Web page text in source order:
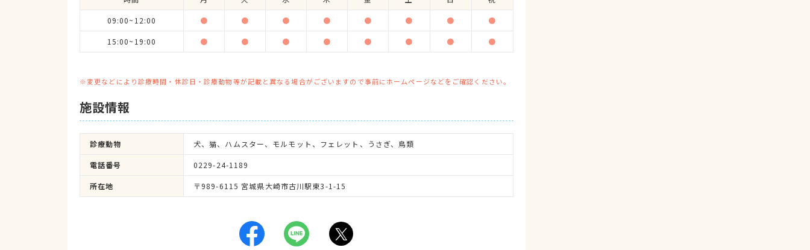
09:00~12:00 ● ● ● ● ● ● ● ●
15:00~19:00 ● ● ● ● ● ● ● ●
※変更などにより診療時間・休診日・診療動物等が記載と異なる場合がございますので事前にホームページなどをご確認ください。
施設情報
診療動物 犬、猫、ハムスター、モルモット、フェレット、うさぎ、鳥類
電話番号 0229-24-1189
所在地 〒989-6115 宮城県大崎市古川駅東3-1-15